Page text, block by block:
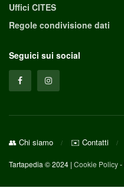
Uffici CITES
Regole condivisione dati
Seguici sui social
👥 Chi siamo ✉️ Contatti
Tartapedia © 2024 | Cookie Policy-